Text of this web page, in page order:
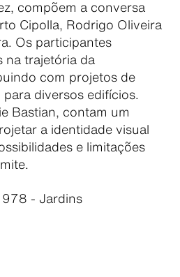
compõem a conversa
Cipolla, Rodrigo Oliveira
Os participantes
na trajetória da
com projetos de
diversos edifícios.
Bastian, contam um
a identidade visual
e limitações
978 - Jardins